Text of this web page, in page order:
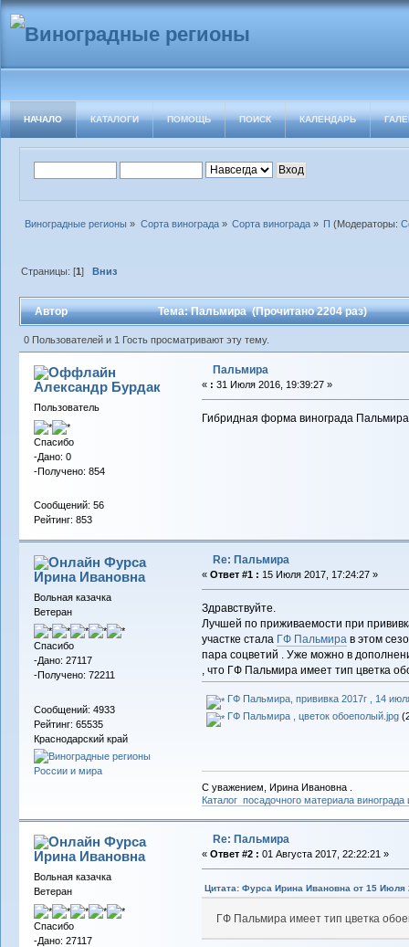
НАЧАЛО КАТАЛОГИ ПОМОЩЬ ПОИСК КАЛЕНДАРЬ
Виноградные регионы » Сорта винограда» Сорта винограда» П (Модераторы:
Страницы: [1] Вниз
Автор Тема: Пальмира (Прочитано 2204 раз)
0 Пользователей и 1 Гость просматривают эту тему.
Александр Бурдак
Пользователь
Спасибо
-Дано: 0
-Получено: 854
Сообщений: 56
Рейтинг: 853
Пальмира
« : 31 Июля 2016, 19:39:27 »
Гибридная форма винограда
Фурса
Ирина Ивановна
Вольная казачка
Ветеран
Спасибо
-Дано: 27117
-Получено: 72211
Сообщений: 4933
Рейтинг: 65535
Краснодарский край
Re: Пальмира
« Ответ #1 : 15 Июля 2017, 17:24:27 »
Здравствуйте.
Лучшей по приживаемости при
участке стала ГФ Пальмирав этом
пара соцветий . Уже можно в
, что ГФ Пальмира имеет тип цветка
ГФ Пальмира, прививка 2017г , 14
ГФ Пальмира , цветок обоеполый.jpg
С уважением, Ирина Ивановна .
Каталог посадочного материала
Фурса
Ирина Ивановна
Вольная казачка
Ветеран
Спасибо
-Дано: 27117
Re: Пальмира
« Ответ #2 : 01 Августа 2017, 22:22:21 »
Цитата: Фурса Ирина Ивановна от 15 Июля
ГФ Пальмира имеет тип цветка